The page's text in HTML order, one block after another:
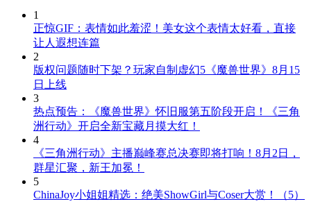
1
正惊GIF：表情如此羞涩！美女这个表情太好看，直接
让人遐想连篇
2
版权问题随时下架？玩家自制虚幻5《魔兽世界》8月15
日上线
3
热点预告：《魔兽世界》怀旧服第五阶段开启！《三角
洲行动》开启全新宝藏月摸大红！
4
《三角洲行动》主播巅峰赛总决赛即将打响！8月2日，
群星汇聚，新王加冕！
5
ChinaJoy小姐姐精选：绝美ShowGirl与Coser大赏！（5）